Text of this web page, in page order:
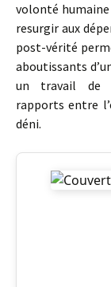
volonté
resurgir aux
post-vérité
aboutissants
un travail de
rapports entre
déni.